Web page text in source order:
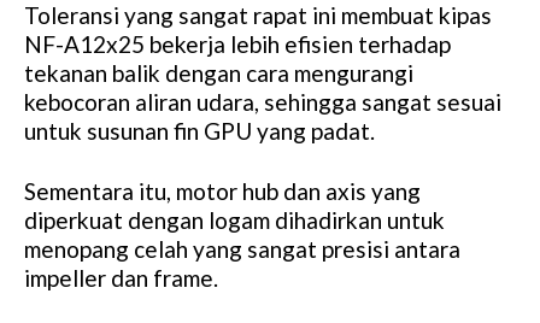
Toleransi yang sangat rapat ini membuat kipas
NF-A12x25 bekerja lebih efisien terhadap
tekanan balik dengan cara mengurangi
kebocoran aliran udara, sehingga sangat sesuai
untuk susunan fin GPU yang padat.
Sementara itu, motor hub dan axis yang
diperkuat dengan logam dihadirkan untuk
menopang celah yang sangat presisi antara
impeller dan frame.